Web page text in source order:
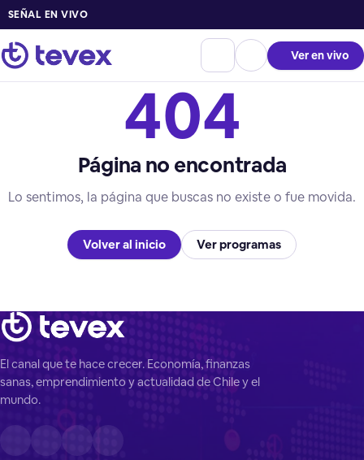
SEÑAL EN VIVO
Ver en vivo
404
Página no encontrada
Lo sentimos, la página que buscas no existe o fue movida.
Volver al inicio Ver programas
El canal que te hace crecer. Economía, finanzas
sanas, emprendimiento y actualidad de Chile y el
mundo.